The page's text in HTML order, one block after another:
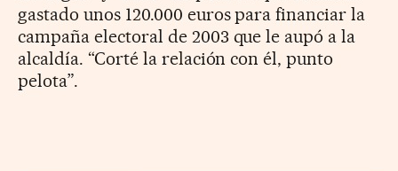
gastado unos 120.000 euros para financiar la
campaña electoral de 2003 que le aupó a la
alcaldía. “Corté la relación con él, punto
pelota”.